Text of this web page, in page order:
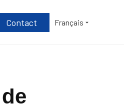
Contact Français